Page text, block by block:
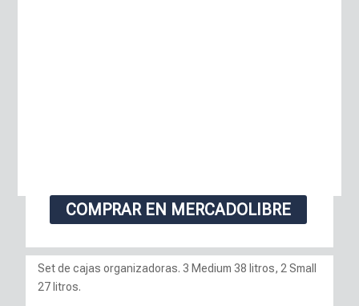
COMPRAR EN MERCADOLIBRE
Set de cajas organizadoras. 3 Medium 38 litros, 2 Small
27 litros.